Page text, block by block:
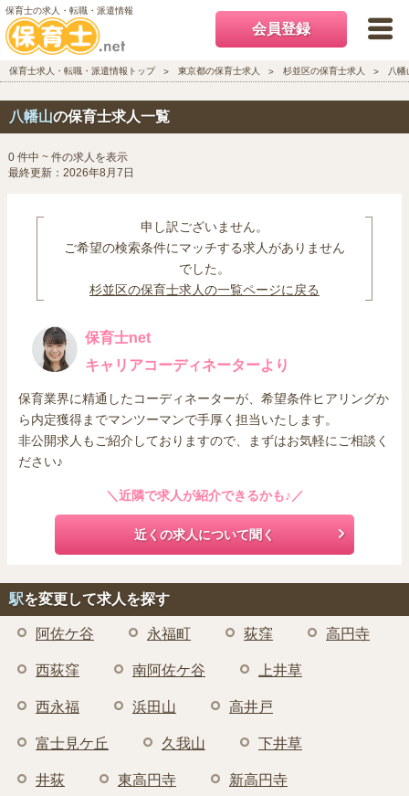
保育士の求人・転職・派遣情報
会員登録
保育士求人・転職・派遣情報トップ 東京都の保育士求人 杉並区の保育士求人 八
八幡山の保育士求人一覧
0 件中 ~ 件の求人を表示
最終更新：2026年8月7日
申し訳ございません。
ご希望の検索条件にマッチする求人がありません
でした。
杉並区の保育士求人の一覧ページに戻る
保育士net
キャリアコーディネーターより
保育業界に精通したコーディネーターが、希望条件ヒアリングか
ら内定獲得までマンツーマンで手厚く担当いたします。
非公開求人もご紹介しておりますので、まずはお気軽にご相談く
ださい♪
＼近隣で求人が紹介できるかも♪／
近くの求人について聞く
駅を変更して求人を探す
阿佐ケ谷 永福町 荻窪 高円寺
西荻窪 南阿佐ケ谷 上井草
西永福 浜田山 高井戸
富士見ケ丘 久我山 下井草
井荻 東高円寺 新高円寺